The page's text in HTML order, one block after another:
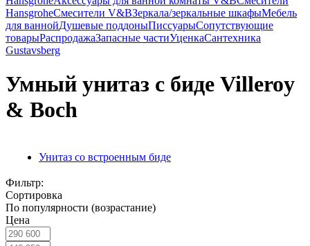
HansgroheСмесители V&BЗеркала/зеркальные шкафыМебель
для ваннойДушевые поддоныПиссуарыСопутствующие
товарыРаспродажаЗапасные частиУценкаСантехника
Gustavsberg
Умный унитаз с биде Villeroy
& Boch
Унитаз со встроенным биде
Фильтр:
Сортировка
По популярности (возрастание)
Цена